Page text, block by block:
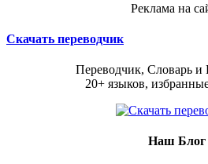
Реклама на
Скачать переводчик
Переводчик, Словарь и
20+ языков,
Наш Блог